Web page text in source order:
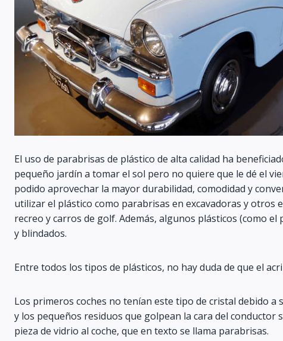
El uso de parabrisas de plástico de alta calidad ha
pequeño jardín a tomar el sol pero no quiere que le dé el
podido aprovechar la mayor durabilidad, comodidad y
utilizar el plástico como parabrisas en excavadoras y otros
recreo y carros de golf. Además, algunos plásticos (como
y blindados.
Entre todos los tipos de plásticos, no hay duda de que el
Los primeros coches no tenían este tipo de cristal debido
y los pequeños residuos que golpean la cara del
pieza de vidrio al coche, que en texto se llama parabrisas.